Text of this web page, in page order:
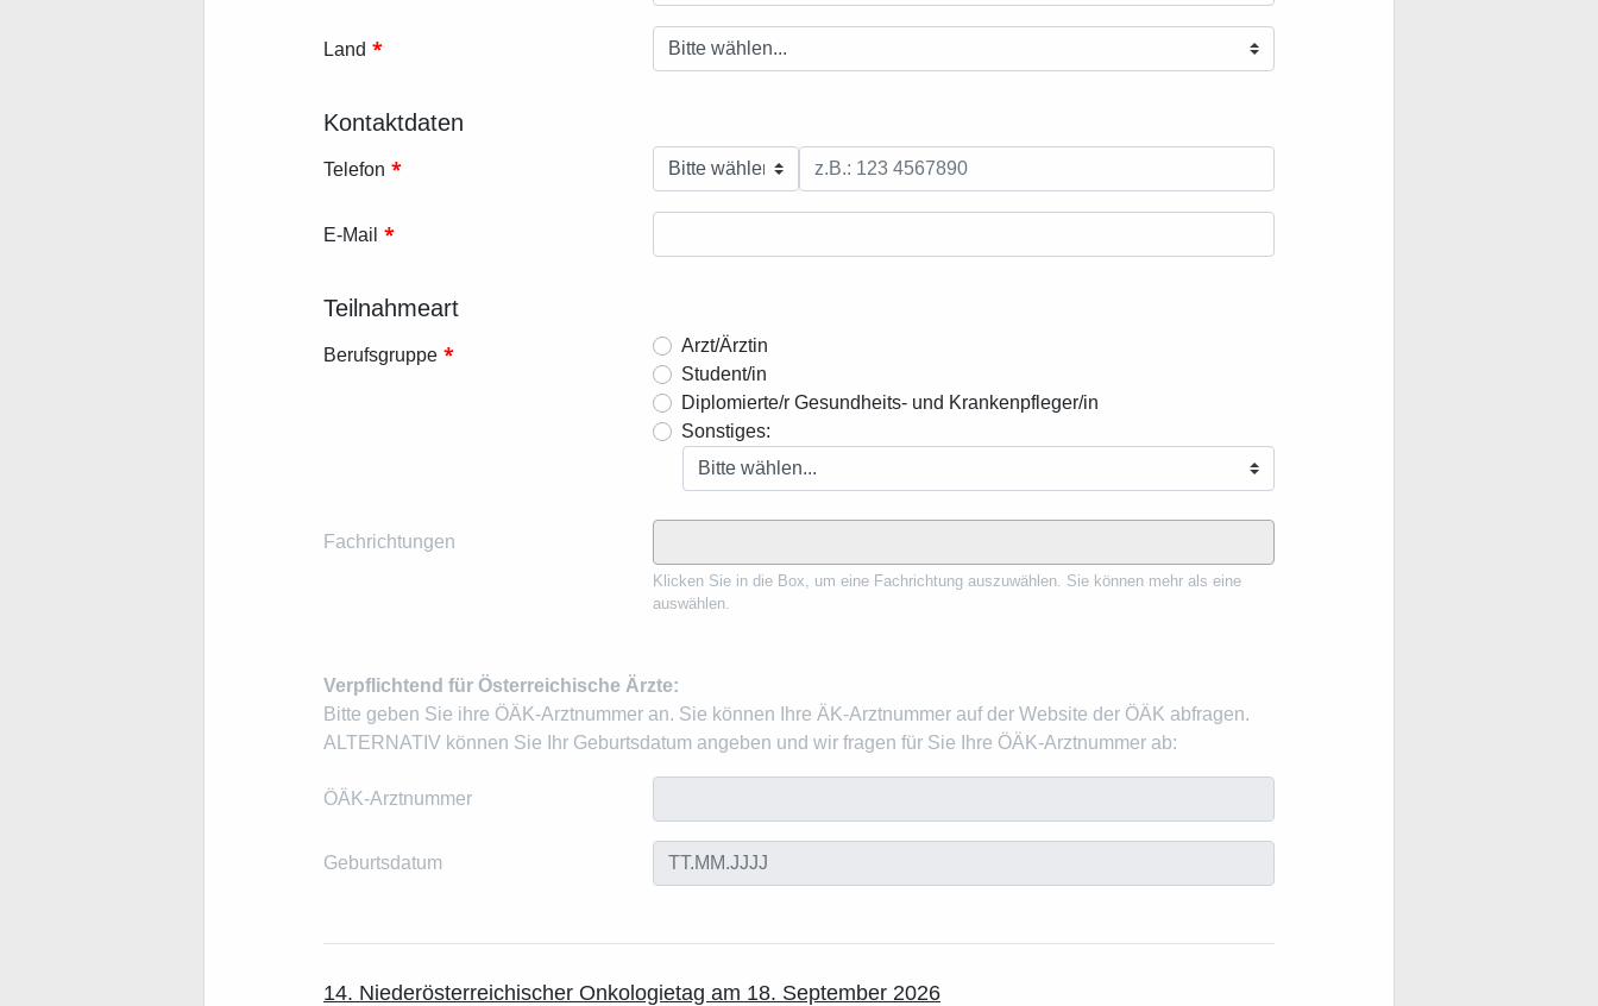
Land *
Kontaktdaten
Telefon *
E-Mail *
Teilnahmeart
Berufsgruppe *
Arzt/Ärztin
Student/in
Diplomierte/r Gesundheits- und Krankenpfleger/in
Sonstiges:
Fachrichtungen
Klicken Sie in die Box, um eine Fachrichtung auszuwählen. Sie können mehr als eine
auswählen.
Verpflichtend für Österreichische Ärzte:
Bitte geben Sie ihre ÖÄK-Arztnummer an. Sie können Ihre ÄK-Arztnummer auf der Website der ÖÄK abfragen.
ALTERNATIV können Sie Ihr Geburtsdatum angeben und wir fragen für Sie Ihre ÖÄK-Arztnummer ab:
ÖÄK-Arztnummer
Geburtsdatum
14. Niederösterreichischer Onkologietag am 18. September 2026